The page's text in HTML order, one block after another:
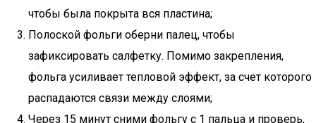
чтобы была покрыта вся пластина;
Полоской фольги оберни палец, чтобы
зафиксировать салфетку. Помимо закрепления,
фольга усиливает тепловой эффект, за счет которого
распадаются связи между слоями;
Через 15 минут сними фольгу с 1 пальца и проверь,